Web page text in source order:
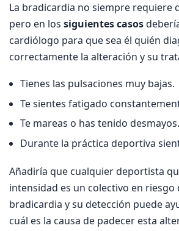
La bradicardia no siempre requiere
pero en los siguientes casos
cardiólogo para que sea él quién
correctamente la alteración y su
Tienes las pulsaciones muy bajas.
Te sientes fatigado
Te mareas o has tenido desmayos.
Durante la práctica deportiva
Añadiría que cualquier deportista
intensidad es un colectivo en
bradicardia y su detección puede
cuál es la causa de padecer esta